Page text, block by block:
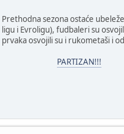
Prethodna sezona ostaće
ligu i Evroligu), fudbaleri su
prvaka osvojili su i rukometaši i
PARTIZAN!!!